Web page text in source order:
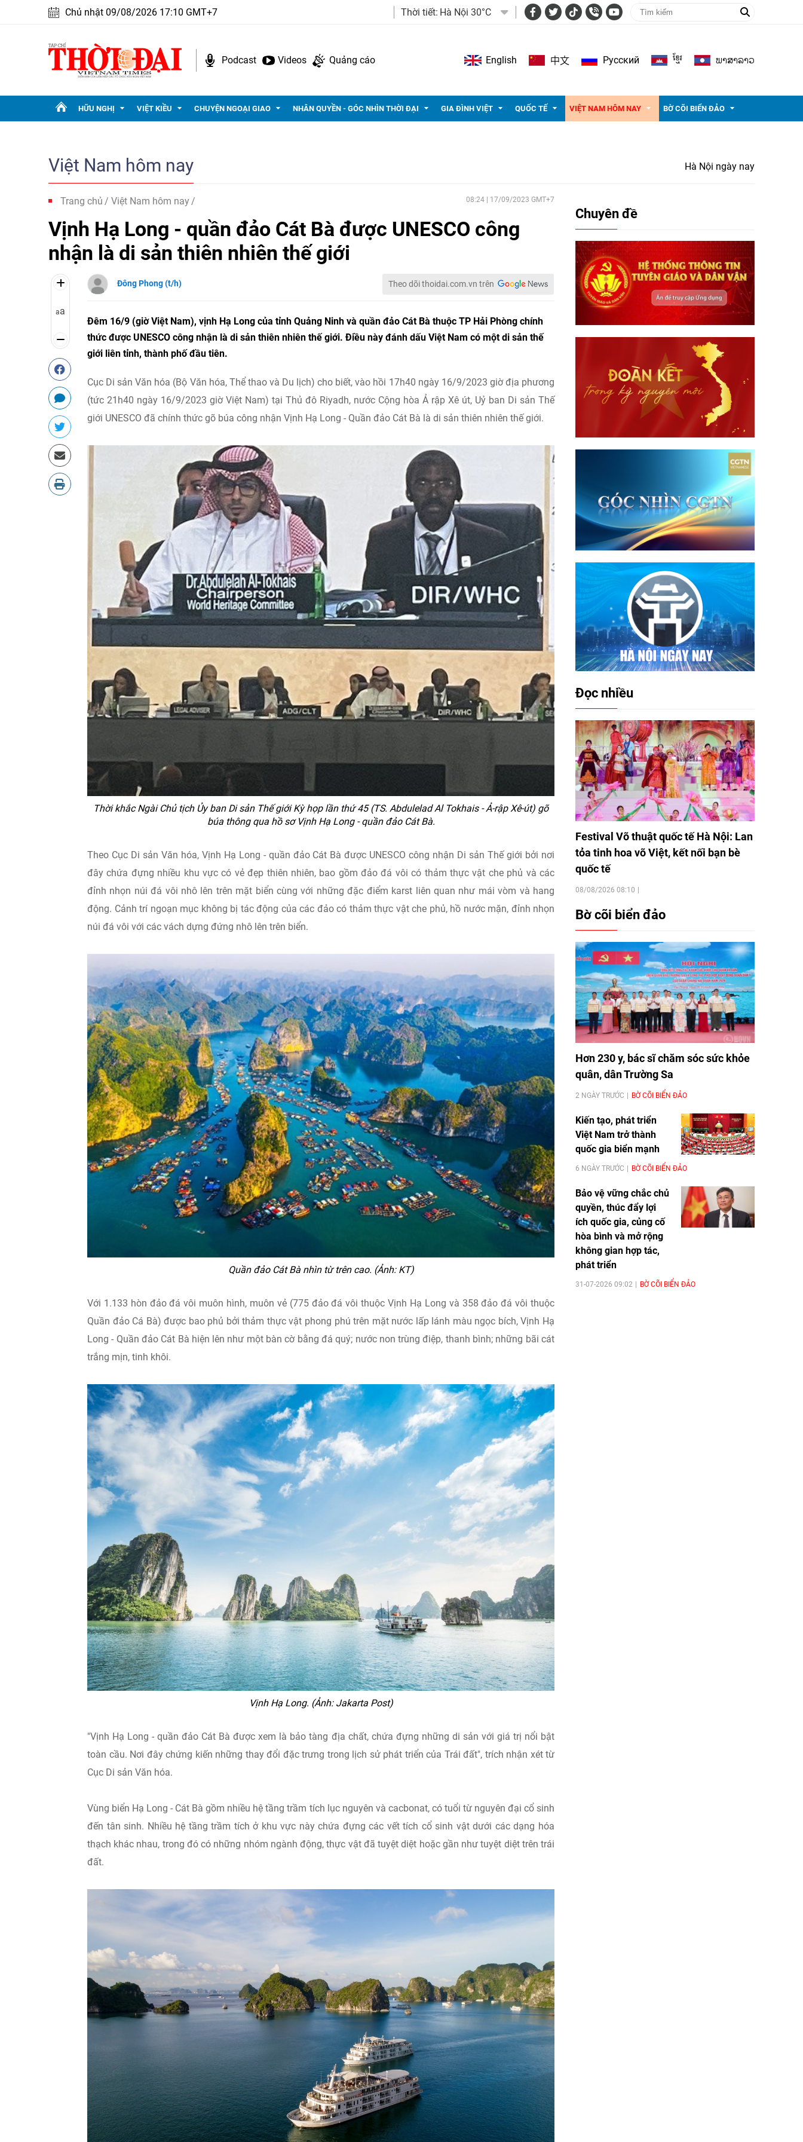
Chủ nhật 09/08/2026 17:10 GMT+7 Thời tiết: Hà Nội 30°C
Podcast Videos Quảng cáo English 中文 Pусский ខ្មែរ ພາ​ສາ​ລາວ
HỮU NGHỊ VIỆT KIỀU CHUYỆN NGOẠI GIAO NHÂN QUYỀN - GÓC NHÌN THỜI ĐẠI GIA ĐÌNH VIỆT QUỐC TẾ VIỆT NAM HÔM NAY BỜ CÕI BIỂN ĐẢO
Việt Nam hôm nay Hà Nội ngày nay
Trang chủ Việt Nam hôm nay 08:24 | 17/09/2023 GMT+7
Vịnh Hạ Long - quần đảo Cát Bà được UNESCO công
nhận là di sản thiên nhiên thế giới
aa
Đông Phong (t/h) Theo dõi thoidai.com.vn trên
Đêm 16/9 (giờ Việt Nam), vịnh Hạ Long của tỉnh Quảng Ninh và quần đảo Cát Bà thuộc TP Hải Phòng chính
thức được UNESCO công nhận là di sản thiên nhiên thế giới. Điều này đánh dấu Việt Nam có một di sản thế
giới liên tỉnh, thành phố đầu tiên.
Cục Di sản Văn hóa (Bộ Văn hóa, Thể thao và Du lịch) cho biết, vào hồi 17h40 ngày 16/9/2023 giờ địa phương
(tức 21h40 ngày 16/9/2023 giờ Việt Nam) tại Thủ đô Riyadh, nước Cộng hòa Ả rập Xê út, Uỷ ban Di sản Thế
giới UNESCO đã chính thức gõ búa công nhận Vịnh Hạ Long - Quần đảo Cát Bà là di sản thiên nhiên thế giới.
Thời khắc Ngài Chủ tịch Ủy ban Di sản Thế giới Kỳ họp lần thứ 45 (TS. Abdulelad Al Tokhais - Ả-rập Xê-út) gõ
búa thông qua hồ sơ Vịnh Hạ Long - quần đảo Cát Bà.
Theo Cục Di sản Văn hóa, Vịnh Hạ Long - quần đảo Cát Bà được UNESCO công nhận Di sản Thế giới bởi nơi
đây chứa đựng nhiều khu vực có vẻ đẹp thiên nhiên, bao gồm đảo đá vôi có thảm thực vật che phủ và các
đỉnh nhọn núi đá vôi nhô lên trên mặt biển cùng với những đặc điểm karst liên quan như mái vòm và hang
động. Cảnh trí ngoạn mục không bị tác động của các đảo có thảm thực vật che phủ, hồ nước mặn, đỉnh nhọn
núi đá vôi với các vách dựng đứng nhô lên trên biển.
Quần đảo Cát Bà nhìn từ trên cao. (Ảnh: KT)
Với 1.133 hòn đảo đá vôi muôn hình, muôn vẻ (775 đảo đá vôi thuộc Vịnh Hạ Long và 358 đảo đá vôi thuộc
Quần đảo Cá Bà) được bao phủ bởi thảm thực vật phong phú trên mặt nước lấp lánh màu ngọc bích, Vịnh Hạ
Long - Quần đảo Cát Bà hiện lên như một bàn cờ bằng đá quý; nước non trùng điệp, thanh bình; những bãi cát
trắng mịn, tinh khôi.
Vịnh Hạ Long. (Ảnh: Jakarta Post)
"Vịnh Hạ Long - quần đảo Cát Bà được xem là bảo tàng địa chất, chứa đựng những di sản với giá trị nổi bật
toàn cầu. Nơi đây chứng kiến những thay đổi đặc trưng trong lịch sử phát triển của Trái đất", trích nhận xét từ
Cục Di sản Văn hóa.
Vùng biển Hạ Long - Cát Bà gồm nhiều hệ tầng trầm tích lục nguyên và cacbonat, có tuổi từ nguyên đại cổ sinh
đến tân sinh. Nhiều hệ tầng trầm tích ở khu vực này chứa đựng các vết tích cổ sinh vật dưới các dạng hóa
thạch khác nhau, trong đó có những nhóm ngành động, thực vật đã tuyệt diệt hoặc gần như tuyệt diệt trên trái
đất.
Chuyên đề
Đọc nhiều
Festival Võ thuật quốc tế Hà Nội: Lan
tỏa tinh hoa võ Việt, kết nối bạn bè
quốc tế
08/08/2026 08:10
Bờ cõi biển đảo
Hơn 230 y, bác sĩ chăm sóc sức khỏe
quân, dân Trường Sa
2 NGÀY TRƯỚC BỜ CÕI BIỂN ĐẢO
Kiến tạo, phát triển
Việt Nam trở thành
quốc gia biển mạnh
6 NGÀY TRƯỚC BỜ CÕI BIỂN ĐẢO
Bảo vệ vững chắc chủ
quyền, thúc đẩy lợi
ích quốc gia, củng cố
hòa bình và mở rộng
không gian hợp tác,
phát triển
31-07-2026 09:02 BỜ CÕI BIỂN ĐẢO